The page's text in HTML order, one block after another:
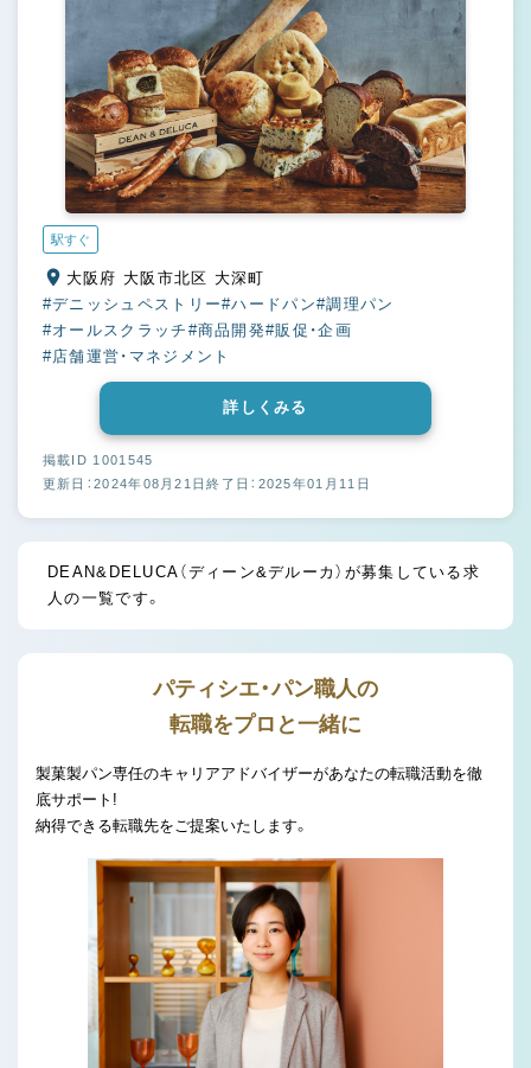
駅すぐ
大阪府 大阪市北区 大深町
#デニッシュペストリー#ハードパン#調理パン
#オールスクラッチ #商品開発#販促・企画
#店舗運営・マネジメント
詳しくみる
掲載ID 1001545
更新日：2024年08月21日終了日：2025年01月11日
DEAN&DELUCA（ディーン&デルーカ）が募集している求
人の一覧です。
パティシエ・パン職人の
転職をプロと一緒に
製菓製パン専任のキャリアアドバイザーがあなたの転職活動を徹
底サポート!
納得できる転職先をご提案いたします。